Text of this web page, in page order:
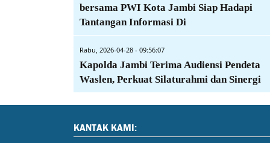
bersama PWI Kota Jambi Siap Hadapi
Tantangan Informasi Di
Rabu, 2026-04-28 - 09:56:07
Kapolda Jambi Terima Audiensi Pendeta
Waslen, Perkuat Silaturahmi dan Sinergi
KANTAK KAMI: